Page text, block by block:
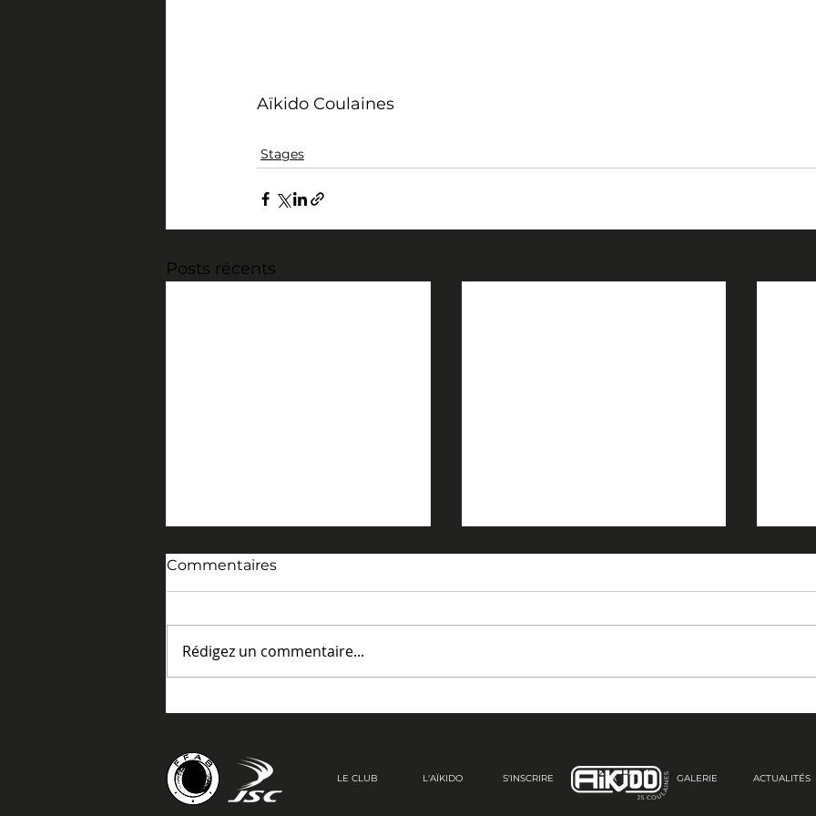
Aïkido Coulaines
Stages
Posts récents
Commentaires
Rédigez un commentaire...
LE CLUB L'AÏKIDO S'INSCRIRE .A GALERIE ACTUALITÉS